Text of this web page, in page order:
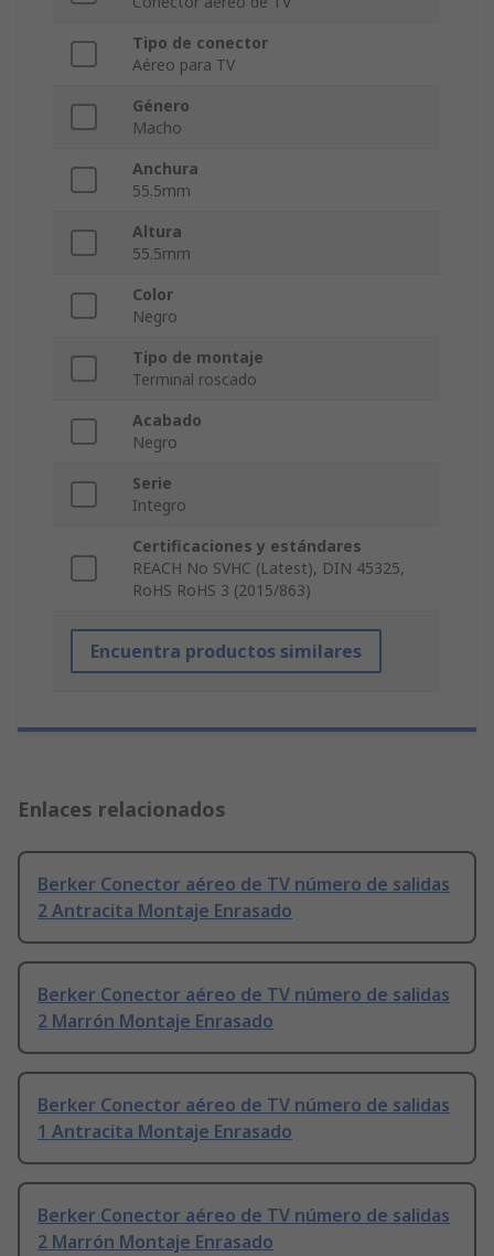
Tipo de conector
Aéreo para TV
Género
Macho
Anchura
55.5mm
Altura
55.5mm
Color
Negro
Tipo de montaje
Terminal roscado
Acabado
Negro
Serie
Integro
Certificaciones y estándares
REACH No SVHC (Latest), DIN 45325,
RoHS RoHS 3 (2015/863)
Encuentra productos similares
Enlaces relacionados
Berker Conector aéreo de TV número de salidas
2 Antracita Montaje Enrasado
Berker Conector aéreo de TV número de salidas
2 Marrón Montaje Enrasado
Berker Conector aéreo de TV número de salidas
1 Antracita Montaje Enrasado
Berker Conector aéreo de TV número de salidas
2 Marrón Montaje Enrasado